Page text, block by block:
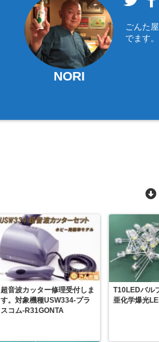
NORI
ごんた
でます
超音波カッター修理受付しま
す。対象機種USW334-プラ
スコム-R31GONTA
T10LEDバル
亜化学爆光